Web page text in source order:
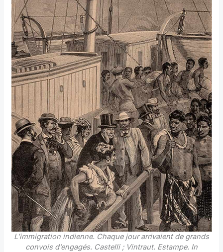
L’immigration indienne. Chaque jour arrivaient de grands
convois d’engagés. Castelli ; Vintraut. Estampe. In